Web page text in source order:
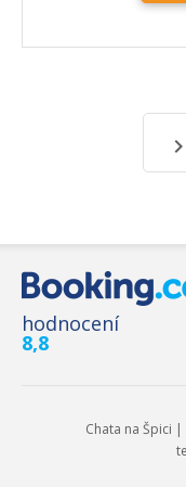
hodnocení
8,8
Chata na Špici |